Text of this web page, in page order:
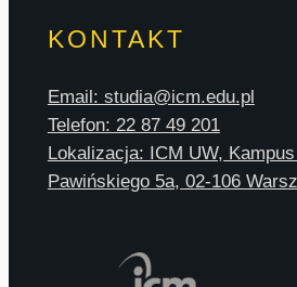
KONTAKT
Email: studia@icm.edu.pl
Telefon: 22 87 49 201
Lokalizacja: ICM UW,
Pawińskiego 5a, 02-106